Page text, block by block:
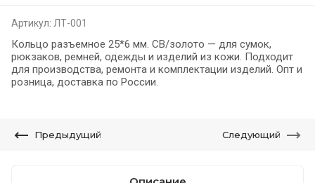
Артикул: ЛТ-001
Кольцо разъемное 25*6 мм. СВ/золото — для сумок,
рюкзаков, ремней, одежды и изделий из кожи. Подходит
для производства, ремонта и комплектации изделий. Опт и
розница, доставка по России.
Предыдущий Следующий